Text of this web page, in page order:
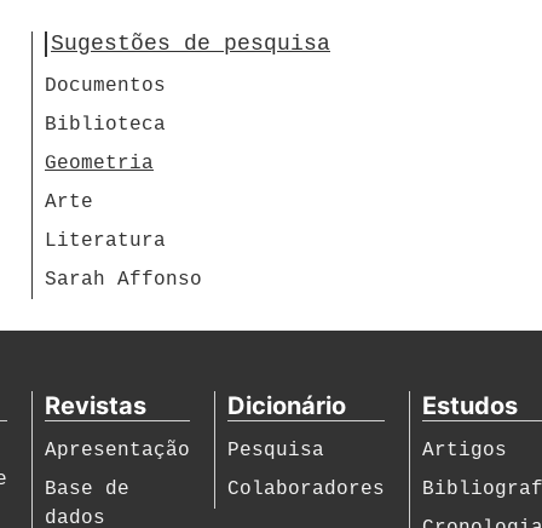
Sugestões de pesquisa
Documentos
Biblioteca
Geometria
Arte
Literatura
Sarah Affonso
Revistas
Apresentação
Base de
dados
Dicionário
Pesquisa
Colaboradores
Estudos
Artigos